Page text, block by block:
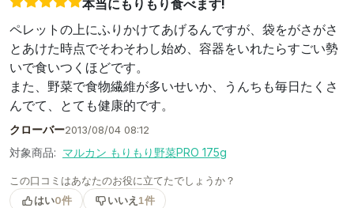
本当にもりもり食べます!
ペレットの上にふりかけてあげるんですが、袋をがさがさ
とあけた時点でそわそわし始め、容器をいれたらすごい勢
いで食いつくほどです。
また、野菜で食物繊維が多いせいか、うんちも毎日たくさ
んでて、とても健康的です。
クローバー2013/08/04 08:12
対象商品: マルカン もりもり野菜PRO 175g
この口コミはあなたのお役に立てたでしょうか？
はい0件 いいえ 1件